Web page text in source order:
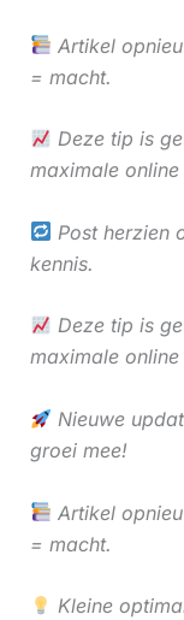
Artikel
= macht.
Deze tip is
maximale online
Post herzien
kennis.
Deze tip is
maximale online
Nieuwe
groei mee!
Artikel
= macht.
Kleine